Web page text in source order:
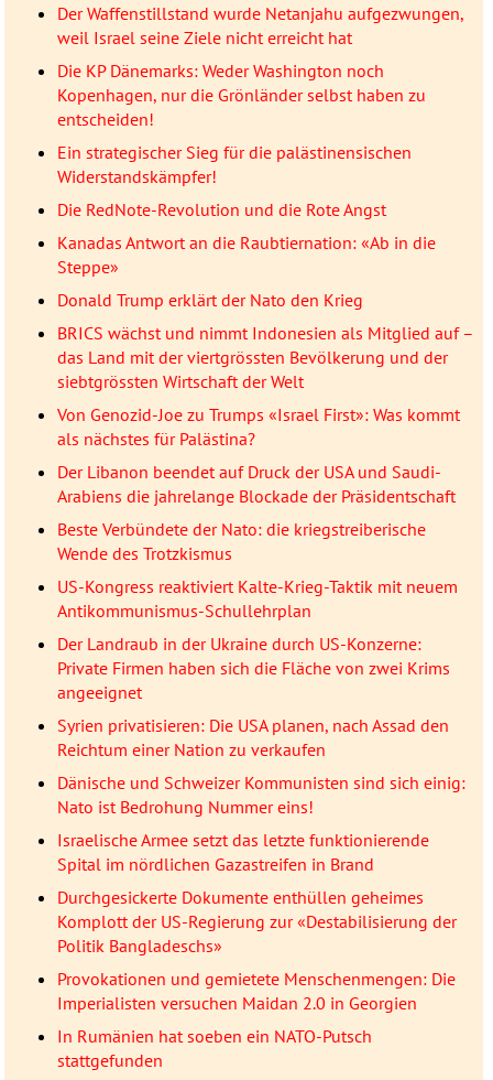
Der Waffenstillstand wurde Netanjahu aufgezwungen,
weil Israel seine Ziele nicht erreicht hat
Die KP Dänemarks: Weder Washington noch
Kopenhagen, nur die Grönländer selbst haben zu
entscheiden!
Ein strategischer Sieg für die palästinensischen
Widerstandskämpfer!
Die RedNote-Revolution und die Rote Angst
Kanadas Antwort an die Raubtiernation: «Ab in die
Steppe»
Donald Trump erklärt der Nato den Krieg
BRICS wächst und nimmt Indonesien als Mitglied auf –
das Land mit der viertgrössten Bevölkerung und der
siebtgrössten Wirtschaft der Welt
Von Genozid-Joe zu Trumps «Israel First»: Was kommt
als nächstes für Palästina?
Der Libanon beendet auf Druck der USA und Saudi-
Arabiens die jahrelange Blockade der Präsidentschaft
Beste Verbündete der Nato: die kriegstreiberische
Wende des Trotzkismus
US-Kongress reaktiviert Kalte-Krieg-Taktik mit neuem
Antikommunismus-Schullehrplan
Der Landraub in der Ukraine durch US-Konzerne:
Private Firmen haben sich die Fläche von zwei Krims
angeeignet
Syrien privatisieren: Die USA planen, nach Assad den
Reichtum einer Nation zu verkaufen
Dänische und Schweizer Kommunisten sind sich einig:
Nato ist Bedrohung Nummer eins!
Israelische Armee setzt das letzte funktionierende
Spital im nördlichen Gazastreifen in Brand
Durchgesickerte Dokumente enthüllen geheimes
Komplott der US-Regierung zur «Destabilisierung der
Politik Bangladeschs»
Provokationen und gemietete Menschenmengen: Die
Imperialisten versuchen Maidan 2.0 in Georgien
In Rumänien hat soeben ein NATO-Putsch
stattgefunden